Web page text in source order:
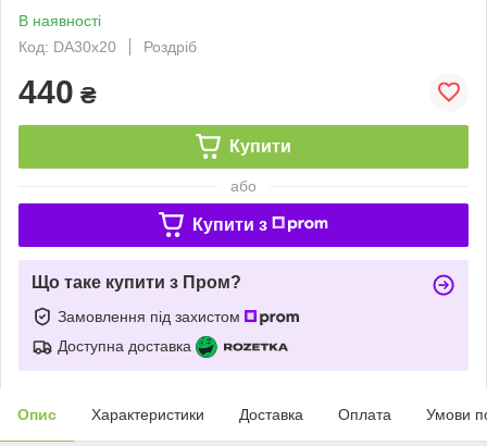
В наявності
Код: DA30x20
Роздріб
440 ₴
Купити
або
Купити з
Що таке купити з Пром?
Замовлення під захистом
Доступна доставка
Опис Характеристики Доставка Оплата Умови